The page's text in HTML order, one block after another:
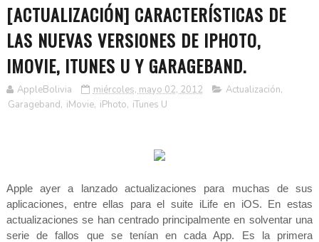
[ACTUALIZACIÓN] CARACTERÍSTICAS DE
LAS NUEVAS VERSIONES DE IPHOTO,
IMOVIE, ITUNES U Y GARAGEBAND.
AppleBolivia miércoles, mayo 02, 2012 Actualización,
Garageband, iMovie, iPhoto, iTunes U
Apple ayer a lanzado actualizaciones para muchas de sus
aplicaciones, entre ellas para el suite iLife en iOS. En estas
actualizaciones se han centrado principalmente en solventar una
serie de fallos que se tenían en cada App. Es la primera